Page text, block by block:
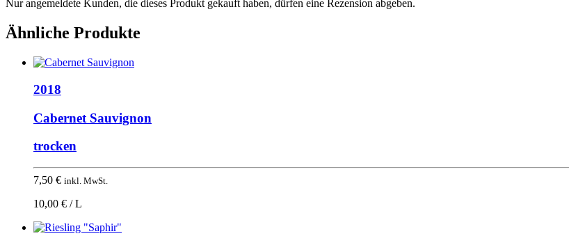
Nur angemeldete Kunden, die dieses Produkt gekauft haben, dürfen eine Rezension abgeben.
Ähnliche Produkte
2018
Cabernet Sauvignon
trocken
7,50 € inkl. MwSt.
10,00 € / L